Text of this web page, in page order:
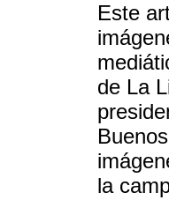
Este
de La
la